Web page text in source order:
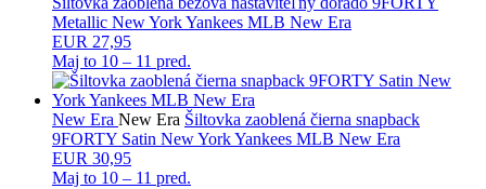
Metallic New York Yankees MLB New Era
EUR 27,95
Maj to 10 – 11 pred.
New Era New Era Šiltovka zaoblená čierna snapback
9FORTY Satin New York Yankees MLB New Era
EUR 30,95
Maj to 10 – 11 pred.